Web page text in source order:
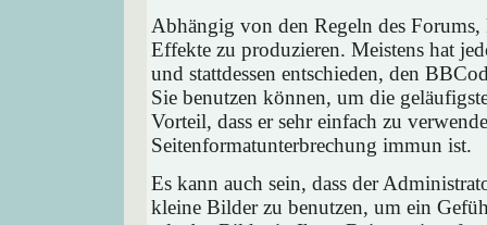
Abhängig von den Regeln des
Effekte zu produzieren. Meistens hat
und stattdessen entschieden, den
Sie benutzen können, um die
Vorteil, dass er sehr einfach zu
Seitenformatunterbrechung immun ist.
Es kann auch sein, dass der
kleine Bilder zu benutzen, um ein